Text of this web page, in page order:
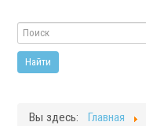
Токарные станки
Токарные станки с ЧПУ
Плоскошлифовальные станки
Вы здесь: Главная